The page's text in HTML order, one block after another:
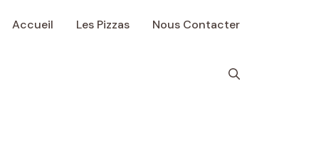
Accueil Les Pizzas Nous Contacter